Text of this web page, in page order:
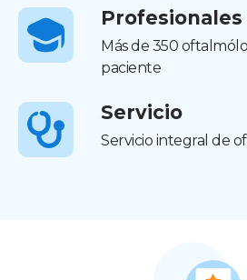
Profesionales
Más de 350
paciente
Servicio
Servicio integral de